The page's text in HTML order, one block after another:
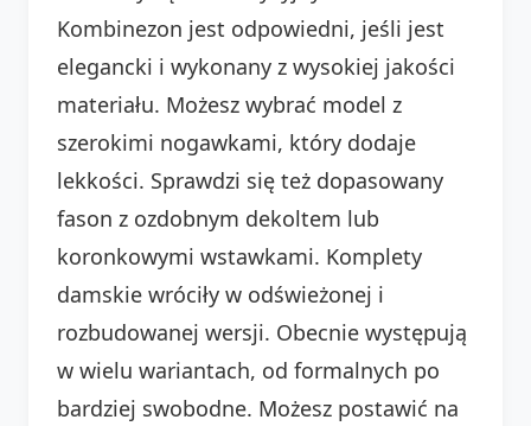
Kombinezon jest odpowiedni, jeśli jest
elegancki i wykonany z wysokiej jakości
materiału. Możesz wybrać model z
szerokimi nogawkami, który dodaje
lekkości. Sprawdzi się też dopasowany
fason z ozdobnym dekoltem lub
koronkowymi wstawkami. Komplety
damskie wróciły w odświeżonej i
rozbudowanej wersji. Obecnie występują
w wielu wariantach, od formalnych po
bardziej swobodne. Możesz postawić na